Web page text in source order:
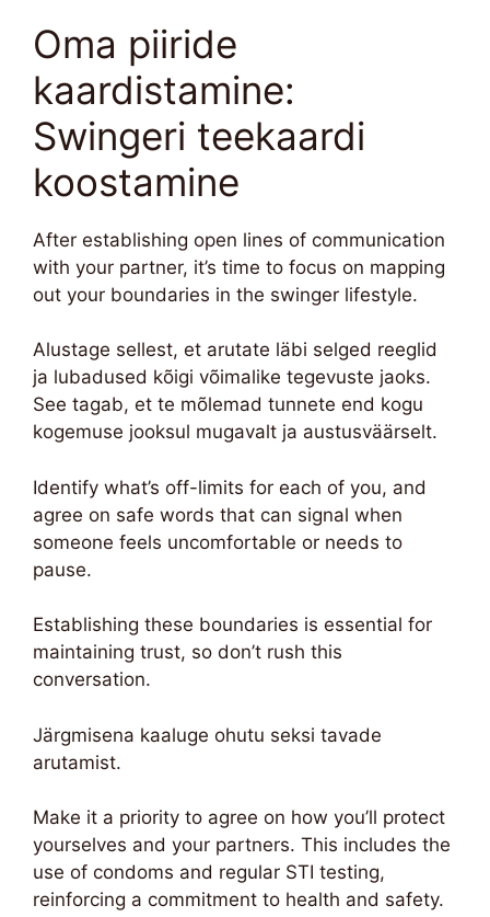
Oma piiride
kaardistamine:
Swingeri teekaardi
koostamine
After establishing open lines of communication
with your partner, it’s time to focus on mapping
out your boundaries in the swinger lifestyle.
Alustage sellest, et arutate läbi selged reeglid
ja lubadused kõigi võimalike tegevuste jaoks.
See tagab, et te mõlemad tunnete end kogu
kogemuse jooksul mugavalt ja austusväärselt.
Identify what’s off-limits for each of you, and
agree on safe words that can signal when
someone feels uncomfortable or needs to
pause.
Establishing these boundaries is essential for
maintaining trust, so don’t rush this
conversation.
Järgmisena kaaluge ohutu seksi tavade
arutamist.
Make it a priority to agree on how you’ll protect
yourselves and your partners. This includes the
use of condoms and regular STI testing,
reinforcing a commitment to health and safety.